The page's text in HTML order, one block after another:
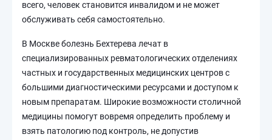
всего, человек становится инвалидом и не может
обслуживать себя самостоятельно.
В Москве болезнь Бехтерева лечат в
специализированных ревматологических отделениях
частных и государственных медицинских центров с
большими диагностическими ресурсами и доступом к
новым препаратам. Широкие возможности столичной
медицины помогут вовремя определить проблему и
взять патологию под контроль, не допустив